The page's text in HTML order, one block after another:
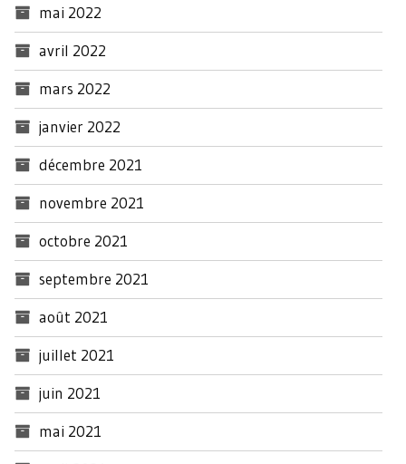
mai 2022
avril 2022
mars 2022
janvier 2022
décembre 2021
novembre 2021
octobre 2021
septembre 2021
août 2021
juillet 2021
juin 2021
mai 2021